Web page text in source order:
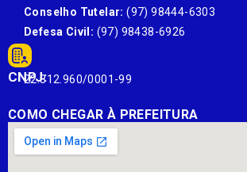
Conselho Tutelar: (97) 98444-6303
Defesa Civil: (97) 98438-6926
CNPJ:
22.812.960/0001-99
COMO CHEGAR À PREFEITURA